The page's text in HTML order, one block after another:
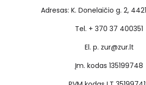
Adresas: K. Donelaičio g. 2,
Tel. + 370 37 400351
El. p. zur@zur.lt
Įm. kodas 135199748